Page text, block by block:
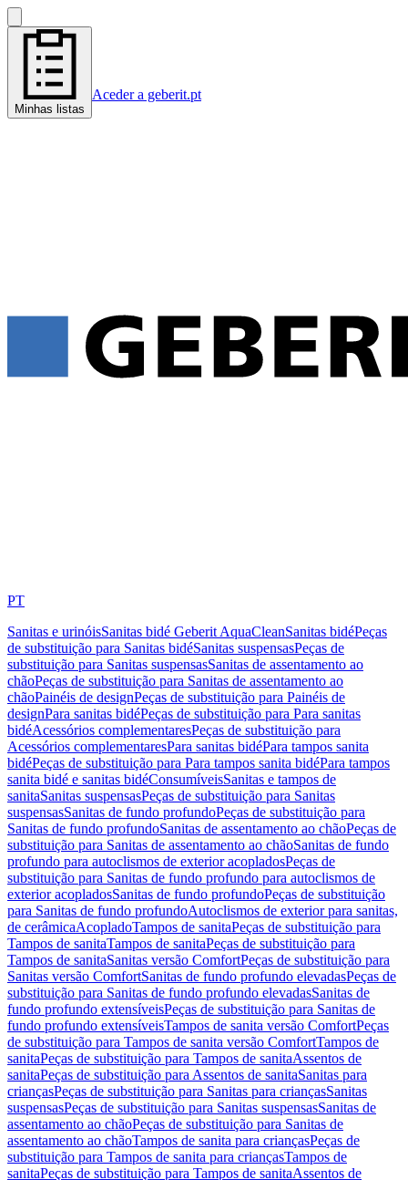
Minhas listas
Aceder a geberit.pt
PT
Sanitas e urinóisSanitas bidé Geberit AquaCleanSanitas bidéPeças
de substituição para Sanitas bidéSanitas suspensasPeças de
substituição para Sanitas suspensasSanitas de assentamento ao
chãoPeças de substituição para Sanitas de assentamento ao
chãoPainéis de designPeças de substituição para Painéis de
designPara sanitas bidéPeças de substituição para Para sanitas
bidéAcessórios complementaresPeças de substituição para
Acessórios complementaresPara sanitas bidéPara tampos sanita
bidéPeças de substituição para Para tampos sanita bidéPara tampos
sanita bidé e sanitas bidéConsumíveisSanitas e tampos de
sanitaSanitas suspensasPeças de substituição para Sanitas
suspensasSanitas de fundo profundoPeças de substituição para
Sanitas de fundo profundoSanitas de assentamento ao chãoPeças de
substituição para Sanitas de assentamento ao chãoSanitas de fundo
profundo para autoclismos de exterior acopladosPeças de
substituição para Sanitas de fundo profundo para autoclismos de
exterior acopladosSanitas de fundo profundoPeças de substituição
para Sanitas de fundo profundoAutoclismos de exterior para sanitas,
de cerâmicaAcopladoTampos de sanitaPeças de substituição para
Tampos de sanitaTampos de sanitaPeças de substituição para
Tampos de sanitaSanitas versão ComfortPeças de substituição para
Sanitas versão ComfortSanitas de fundo profundo elevadasPeças de
substituição para Sanitas de fundo profundo elevadasSanitas de
fundo profundo extensíveisPeças de substituição para Sanitas de
fundo profundo extensíveisTampos de sanita versão ComfortPeças
de substituição para Tampos de sanita versão ComfortTampos de
sanitaPeças de substituição para Tampos de sanitaAssentos de
sanitaPeças de substituição para Assentos de sanitaSanitas para
criançasPeças de substituição para Sanitas para criançasSanitas
suspensasPeças de substituição para Sanitas suspensasSanitas de
assentamento ao chãoPeças de substituição para Sanitas de
assentamento ao chãoTampos de sanita para criançasPeças de
substituição para Tampos de sanita para criançasTampos de
sanitaPeças de substituição para Tampos de sanitaAssentos de